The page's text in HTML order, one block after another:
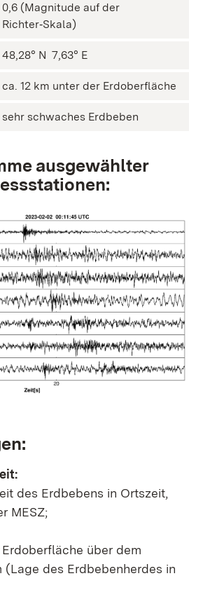
0,6 (Magnitude auf der
Richter‑Skala)
48,28° N ㅤ 7,63° E
ca. 12 km unter der Erdoberfläche
sehr schwaches Erdbeben
ausgewählter
des Erdbebens in Ortszeit,
MESZ;
über dem
(Lage des Erdbebenherdes in